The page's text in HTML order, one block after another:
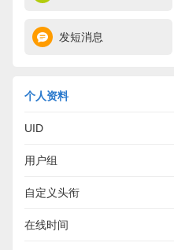
发短消息
个人资料
UID
用户组
自定义头衔
在线时间